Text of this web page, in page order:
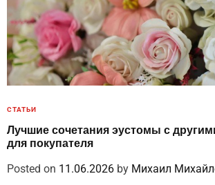
СТАТЬИ
Лучшие сочетания эустомы с
для покупателя
Posted on 11.06.2026 by Михаил